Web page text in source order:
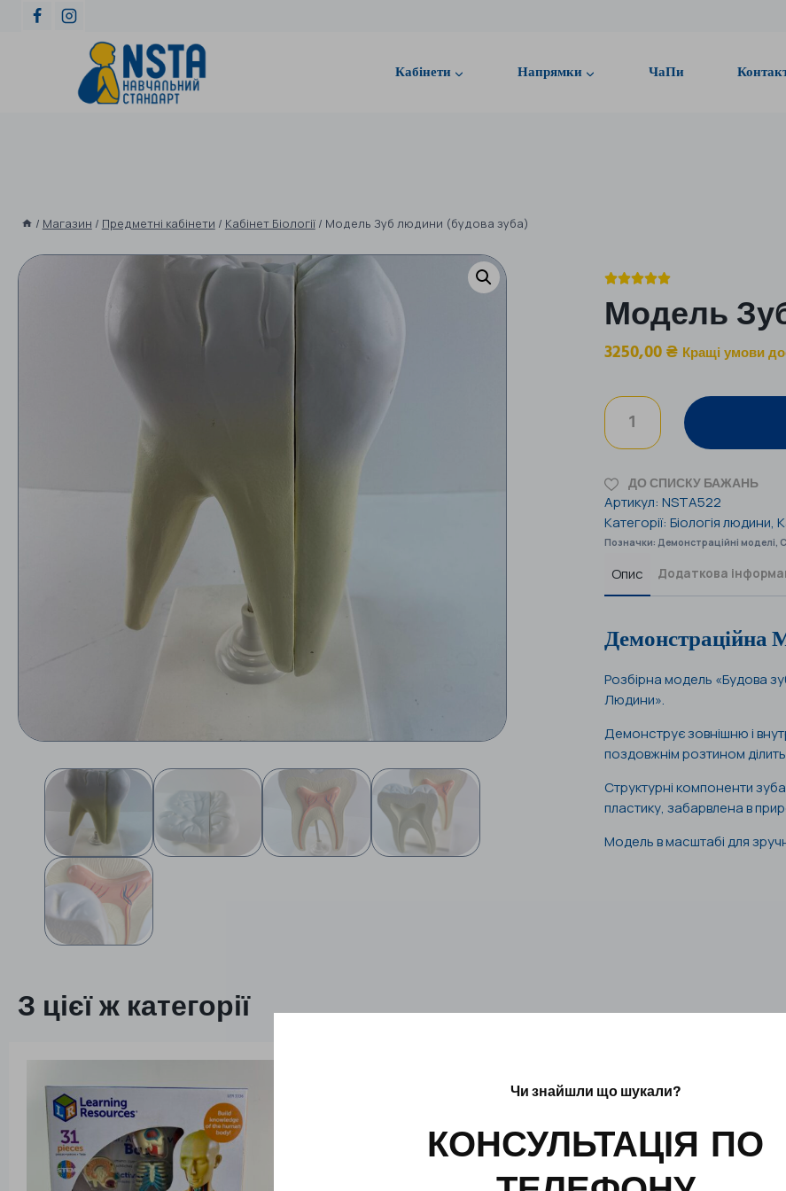
Кабінети Напрямки ЧаПи
/ Магазин / Предметні кабінети / Кабінет Біології / Модель Зуб людини (будова зуба)

Модель
3250,00₴ Кращі умови
ДО СПИСКУ БАЖАНЬ
Артикул: NSTA522
Категорії: Біологія людини,
Позначки: Демонстраційні моделі
Опис Додаткова
Демонстраційна
Розбірна модель «Будова
Людини».
Демонструє зовнішню і
поздовжнім розтином
Структурні компоненти
пластику, забарвлена в
Модель в масштабі для
З цієї ж категорії
Чи знайшли що шукали?
КОНСУЛЬТАЦІЯ ПО